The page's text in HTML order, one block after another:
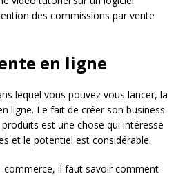
des commissions par vente
en ligne
lequel vous pouvez vous lancer, la
ligne. Le fait de créer son business
est une chose qui intéresse
et le potentiel est considérable.
commerce, il faut savoir comment